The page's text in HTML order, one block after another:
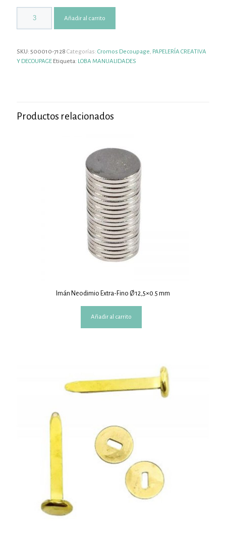
Añadir al carrito
SKU: 500010-7128 Categorías: Cromos Decoupage, PAPELERÍA CREATIVA
Y DECOUPAGE Etiqueta: LOBA MANUALIDADES
Productos relacionados
Imán Neodimio Extra-Fino Ø 12,5×0.5 mm
Añadir al carrito